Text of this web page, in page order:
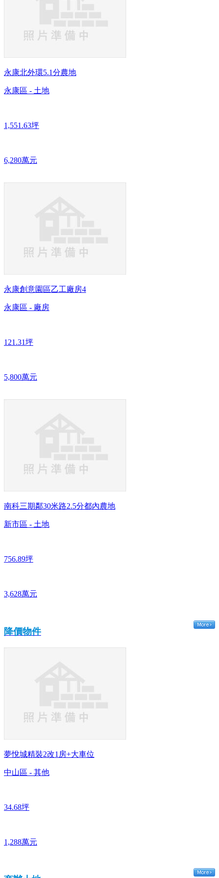
永康北外環5.1分農地
永康區 - 土地
1,551.63坪
6,280萬元
永康創意園區乙工廠房4
永康區 - 廠房
121.31坪
5,800萬元
南科三期鄰30米路2.5分都內農地
新市區 - 土地
756.89坪
3,628萬元
降價物件
夢悅城精裝2改1房+大車位
中山區 - 其他
34.68坪
1,288萬元